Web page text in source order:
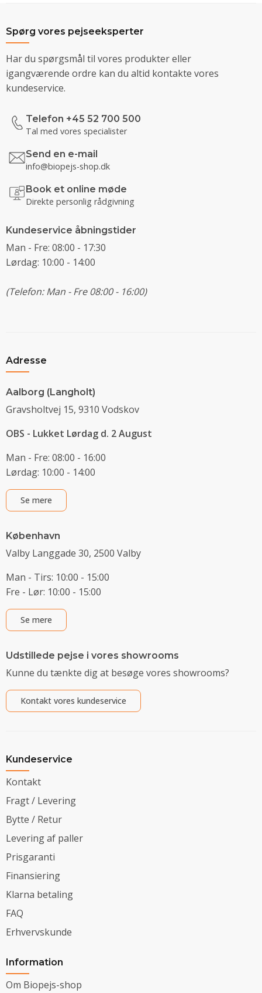
Spørg vores pejseeksperter
Har du spørgsmål til vores produkter eller
igangværende ordre kan du altid kontakte vores
kundeservice.
Telefon +45 52 700 500
Tal med vores specialister
Send en e-mail
info@biopejs-shop.dk
Book et online møde
Direkte personlig rådgivning
Kundeservice åbningstider
Man - Fre: 08:00 - 17:30
Lørdag: 10:00 - 14:00
(Telefon: Man - Fre 08:00 - 16:00)
Adresse
Aalborg (Langholt)
Gravsholtvej 15, 9310 Vodskov
OBS - Lukket Lørdag d. 2 August
Man - Fre: 08:00 - 16:00
Lørdag: 10:00 - 14:00
Se mere
København
Valby Langgade 30, 2500 Valby
Man - Tirs: 10:00 - 15:00
Fre - Lør: 10:00 - 15:00
Se mere
Udstillede pejse i vores showrooms
Kunne du tænkte dig at besøge vores showrooms?
Kontakt vores kundeservice
Kundeservice
Kontakt
Fragt / Levering
Bytte / Retur
Levering af paller
Prisgaranti
Finansiering
Klarna betaling
FAQ
Erhvervskunde
Information
Om Biopejs-shop